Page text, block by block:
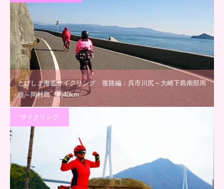
とびしま海道サイクリング 復路編：呉市川尻～大崎下島南部周
遊～岡村島 約40km…
サイクリング